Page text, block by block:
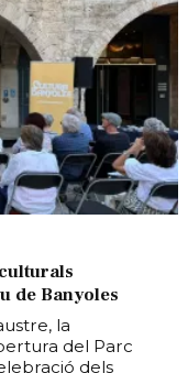
de Banyoles
la
del Parc
dels